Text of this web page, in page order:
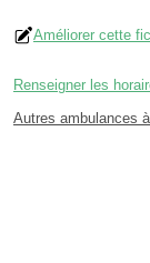
Améliorer cette
Renseigner les
Autres ambulances